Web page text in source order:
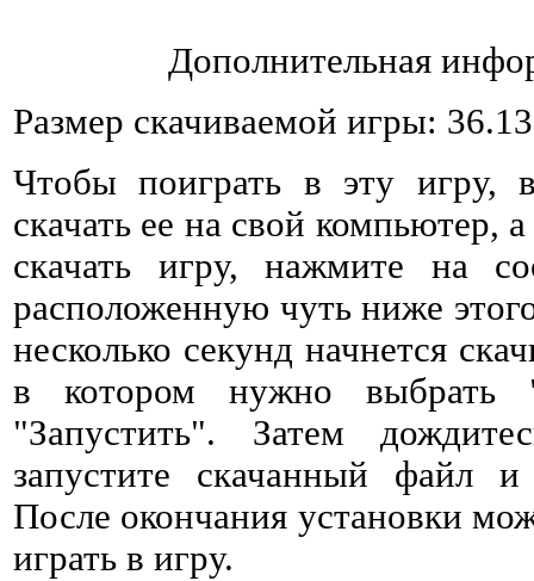
Дополнительная
Размер скачиваемой игры:
Чтобы поиграть в эту игру,
скачать ее на свой компьютер,
скачать игру, нажмите на
расположенную чуть ниже
несколько секунд начнется
в котором нужно выбрать
"Запустить". Затем
запустите скачанный файл и
После окончания установки
играть в игру.